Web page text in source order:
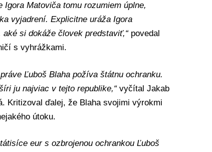
Matoviča tomu rozumiem úplne,
vyjadrení. Explicitne uráža Igora
si dokáže človek predstaviť,“povedal
s vyhrážkami.
Ľuboš Blaha požíva štátnu ochranku.
ju najviac v tejto republike,“vyčítal Jakab
Kritizoval ďalej, že Blaha svojimi výrokmi
útoku.
eur s ozbrojenou ochrankou Ľuboš